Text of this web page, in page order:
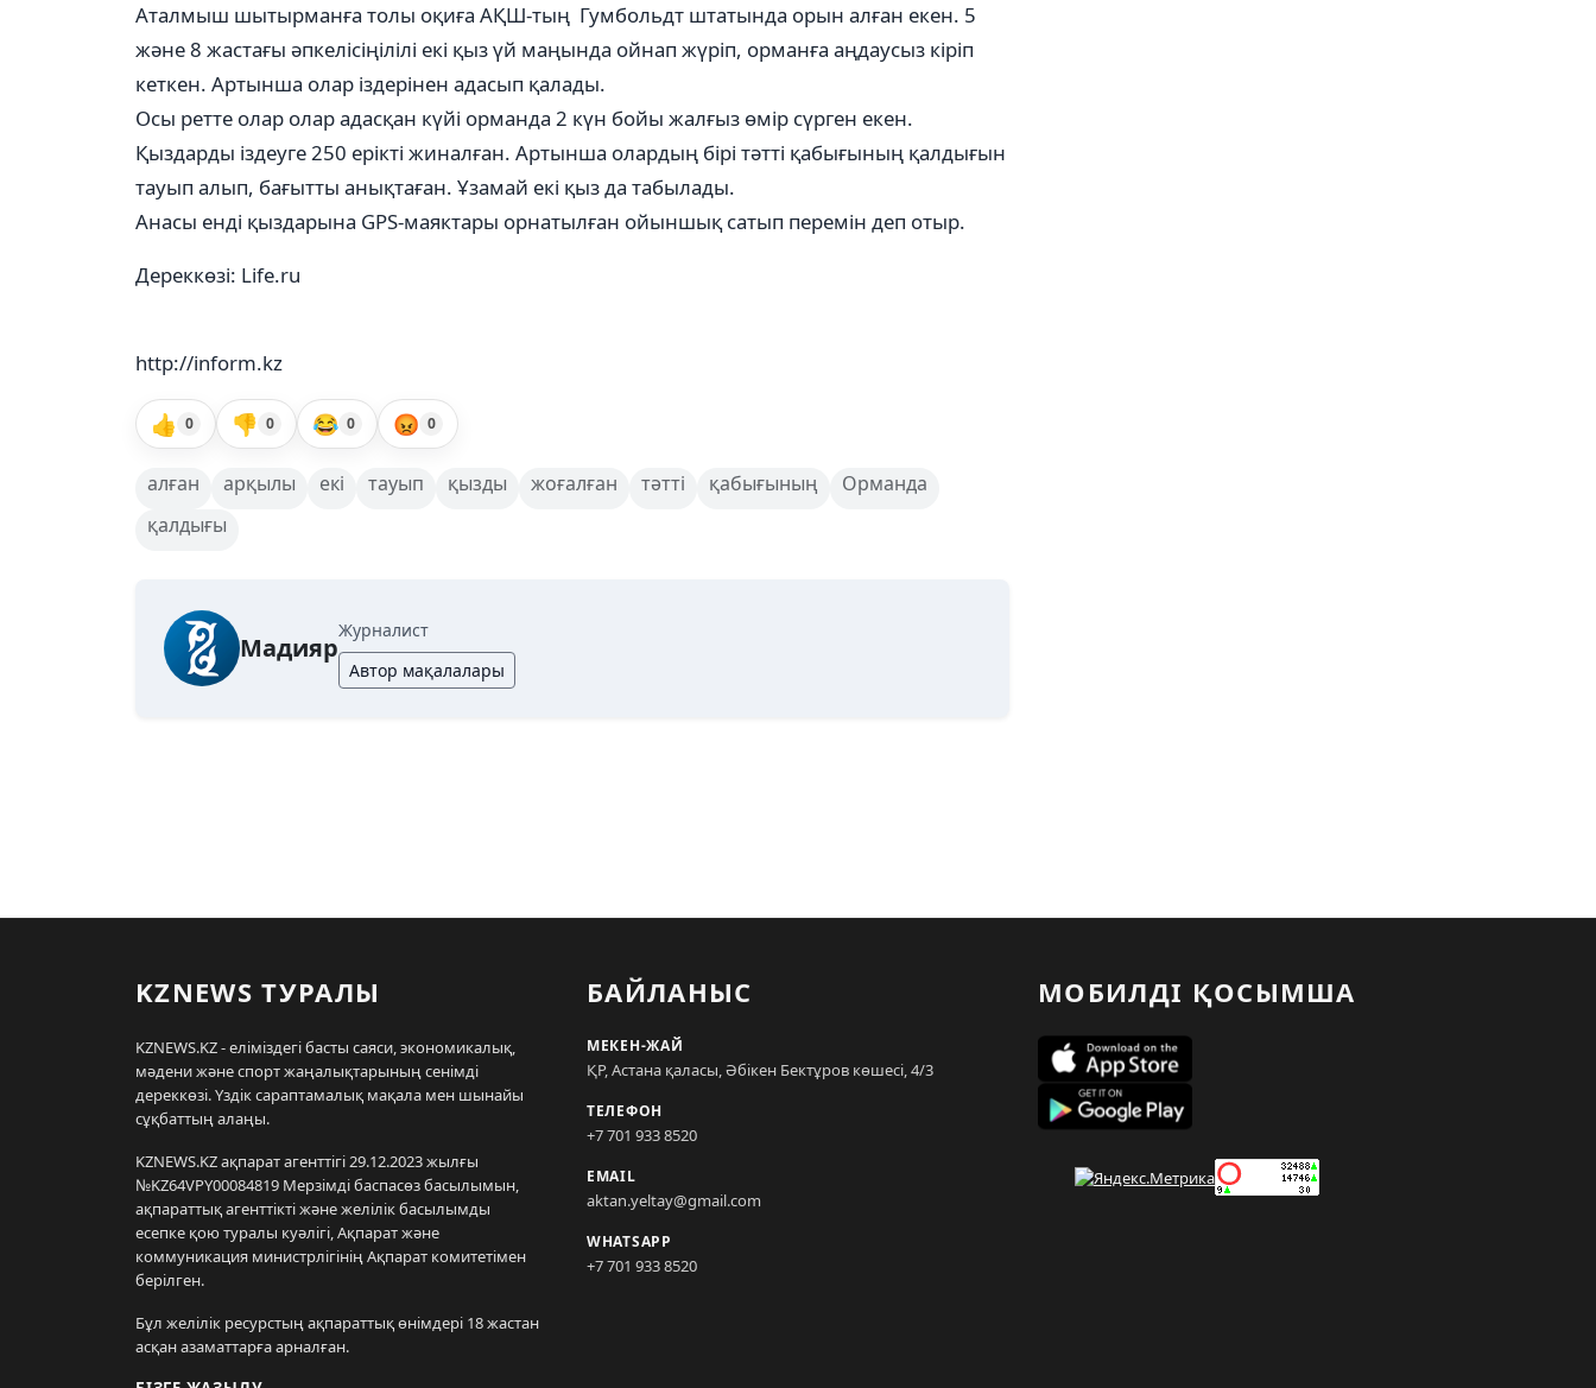
Аталмыш шытырманға толы оқиға АҚШ-тың Гумбольдт штатында орын алған екен. 5
және 8 жастағы әпкелісіңілілі екі қыз үй маңында ойнап жүріп, орманға аңдаусыз кіріп
кеткен. Артынша олар іздерінен адасып қалады.
Осы ретте олар олар адасқан күйі орманда 2 күн бойы жалғыз өмір сүрген екен.
Қыздарды іздеуге 250 ерікті жиналған. Артынша олардың бірі тәтті қабығының қалдығын
тауып алып, бағытты анықтаған. Ұзамай екі қыз да табылады.
Анасы енді қыздарына GPS-маяктары орнатылған ойыншық сатып перемін деп отыр.
Дереккөзі: Life.ru
http://inform.kz
👍 0 👎 0 😂 0 😡 0
алған арқылы екі тауып қызды жоғалған тәтті қабығының
Орманда
қалдығы
Мадияр
Журналист
Автор мақалалары
KZNEWS ТУРАЛЫ
KZNEWS.KZ - еліміздегі басты саяси, экономикалық,
мәдени және спорт жаңалықтарының сенімді
дереккөзі. Үздік сараптамалық мақала мен шынайы
сұқбаттың алаңы.
KZNEWS.KZ ақпарат агенттігі 29.12.2023 жылғы
№KZ64VPY00084819 Мерзімді баспасөз басылымын,
ақпараттық агенттікті және желілік басылымды
есепке қою туралы куәлігі, Ақпарат және
коммуникация министрлігінің Ақпарат комитетімен
берілген.
Бұл желілік ресурстың ақпараттық өнімдері 18 жастан
асқан азаматтарға арналған.
БАЙЛАНЫС
МЕКЕН-ЖАЙ
ҚР, Астана қаласы, Әбікен Бектұров көшесі, 4/3
ТЕЛЕФОН
+7 701 933 8520
EMAIL
aktan.yeltay@gmail.com
WHATSAPP
+7 701 933 8520
МОБИЛДІ ҚОСЫМША